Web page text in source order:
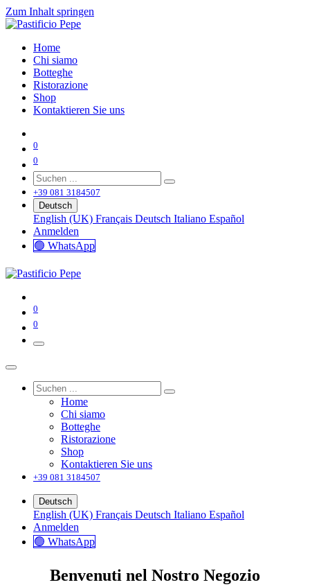
Zum Inhalt springen
Home
Chi siamo
Botteghe
Ristorazione
Shop
Kontaktieren Sie uns
0
0
+39 081 3184507
Deutsch
English (UK) Français Deutsch Italiano Español
Anmelden
🟢 WhatsApp
0
0
Home
Chi siamo
Botteghe
Ristorazione
Shop
Kontaktieren Sie uns
+39 081 3184507
Deutsch
English (UK) Français Deutsch Italiano Español
Anmelden
🟢 WhatsApp
Benvenuti nel Nostro Negozio